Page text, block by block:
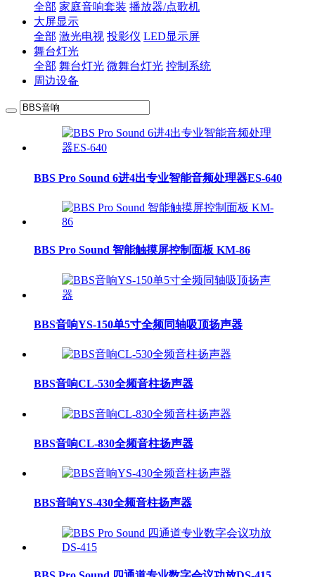
全部 家庭音响套装 播放器/点歌机
大屏显示
全部 激光电视 投影仪 LED显示屏
舞台灯光
全部 舞台灯光 微舞台灯光 控制系统
周边设备
BBS Pro Sound 6进4出专业智能音频处理器ES-640
BBS Pro Sound 智能触摸屏控制面板 KM-86
BBS音响YS-150单5寸全频同轴吸顶扬声器
BBS音响CL-530全频音柱扬声器
BBS音响CL-830全频音柱扬声器
BBS音响YS-430全频音柱扬声器